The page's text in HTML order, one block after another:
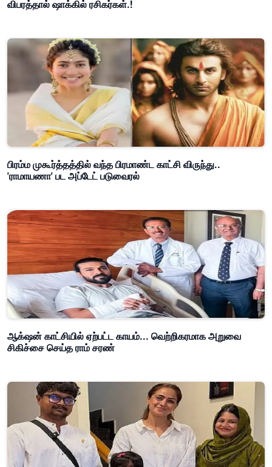
விபரத்தால் ஷாக்கில் ரசிகர்கள்.!
பிரம்ம முகூர்த்தத்தில் வந்த பிரமாண்ட காட்சி விருந்து..
'ராமாயணா' பட அப்டேட் படுவைரல்
ஆக்‌ஷன் காட்சியில் ஏற்பட்ட காயம்... வெற்றிகரமாக அறுவை
சிகிச்சை செய்த ராம் சரண்